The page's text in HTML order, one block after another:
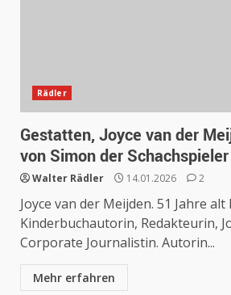
Rädler
Gestatten, Joyce van der
von Simon der Schachspieler
Walter Rädler 14.01.2026 2
Joyce van der Meijden. 51 Jahre
Kinderbuchautorin, Redakteurin,
Corporate Journalistin. Autorin...
Mehr erfahren